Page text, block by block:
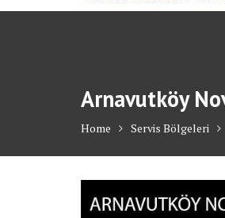
Arnavutköy
Home Servis Bölgeleri